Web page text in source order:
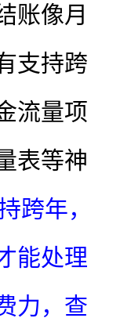
账像月
支持跨
流量项
表等神
跨年，
能处理
力，查